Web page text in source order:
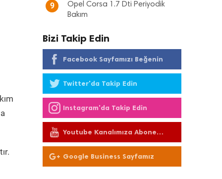
9
Opel Corsa 1.7 Dti Periyodik
Bakım
Bizi Takip Edin
Facebook Sayfamızı Beğenin
Twitter'da Takip Edin
Instagram'da Takip Edin
Youtube Kanalımıza Abone
Olun
Google Business Sayfamız